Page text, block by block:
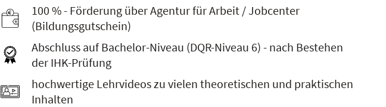
100 % - Förderung über Agentur für Arbeit / Jobcenter
(Bildungsgutschein)
Abschluss auf Bachelor-Niveau (DQR-Niveau 6) - nach Bestehen
der IHK-Prüfung
hochwertige Lehrvideos zu vielen theoretischen und praktischen
Inhalten